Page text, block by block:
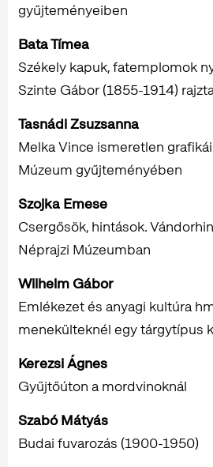
gyűjteményeiben
Bata Tímea
Székely kapuk, fatemplomok
Szinte Gábor (1855-1914)
Tasnádi Zsuzsanna
Melka Vince ismeretlen
Múzeum gyűjteményében
Szojka Emese
Csergősök, hintások.
Néprajzi Múzeumban
Wilhelm Gábor
Emlékezet és anyagi kultúra
menekülteknél egy tárgytípus
Kerezsi Ágnes
Gyűjtőúton a mordvinoknál
Szabó Mátyás
Budai fuvarozás (1900-1950)